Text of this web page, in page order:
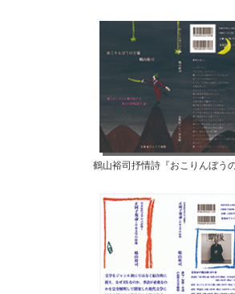
鶴山裕司抒情詩『おこりんぼう